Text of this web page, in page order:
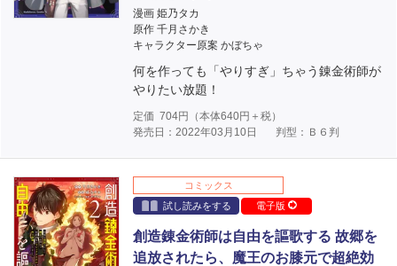
漫画 姫乃タカ
原作 千月さかき
キャラクター原案 かぼちゃ
何を作っても「やりすぎ」ちゃう錬金術師が
やりたい放題！
定価 704円（本体640円＋税）
発売日：2022年03月10日
判型：Ｂ６判
コミックス
試し読みをする
電子版
創造錬金術師は自由を謳歌する 故郷を
追放されたら、魔王のお膝元で超絶効